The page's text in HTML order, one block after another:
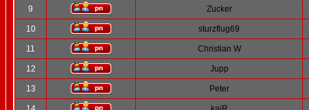
9 Zucker
10 sturzflug69
11 Christian W
12 Jupp
13 Peter